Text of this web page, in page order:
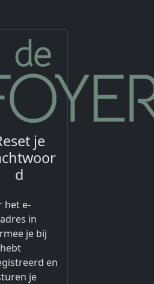
je
d
het e-
in
je bij
en
je